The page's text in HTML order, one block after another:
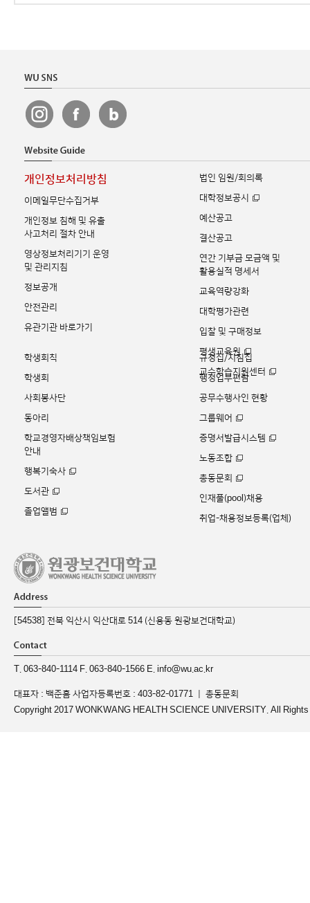
개인정보처리방침
이메일무단수집거부
개인정보 침해 및 유출
사고처리 절차 안내
영상정보처리기기 운영
및 관리지침
정보공개
안전관리
유관기관 바로가기
법인 임원/회의록
대학정보공시
예산공고
결산공고
연간 기부금 모금액 및
활용실적 명세서
교육역량강화
대학평가관련
입찰 및 구매정보
평생교육원
교수학습지원센터
학생회칙
학생회
사회봉사단
동아리
학교경영자배상책임보험
안내
행복기숙사
도서관
졸업앨범
규정집/지침집
행정업무편람
공무수행사인 현황
그룹웨어
증명서발급시스템
노동조합
총동문회
인재풀(pool)채용
취업-채용정보등록(업체)
[54538] 전북 익산시 익산대로 514 (신용동 원광보건대학교)
T. 063-840-1114 F. 063-840-1566 E. info@wu.ac.kr
대표자 : 백준흠 사업자등록번호 : 403-82-01771 ｜ 총동문회
Copyright 2017 WONKWANG HEALTH SCIENCE UNIVERSITY. All